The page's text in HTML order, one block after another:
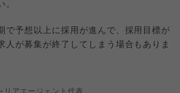
。
で予想以上に採用が進んで、採用目標が
人が募集が終了してしまう場合もありま
リアエージェント代表